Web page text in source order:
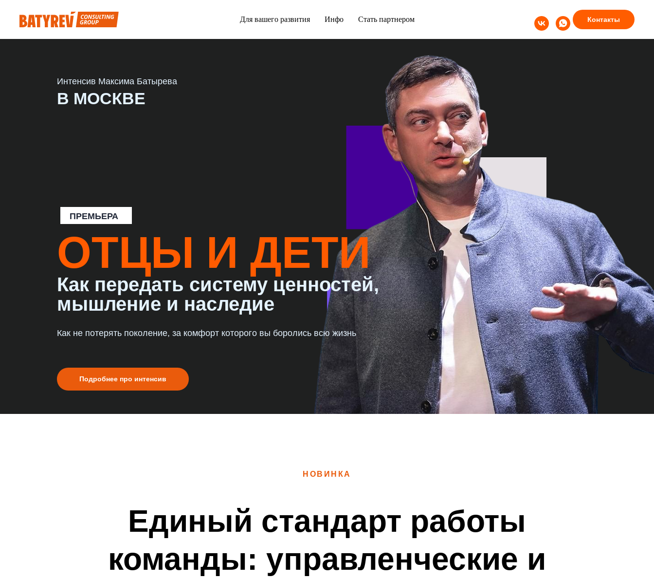
Для вашего развития Инфо Стать партнером Контакты
Интенсив Максима Батырева
Как не потерять поколение, за комфорт которого вы боролись всю жизнь
Как передать систему ценностей,
мышление и наследие
ОТЦЫ И ДЕТИ
Подробнее про интенсив
В МОСКВЕ
ПРЕМЬЕРА
НОВИНКА
Единый стандарт работы
команды: управленческие и